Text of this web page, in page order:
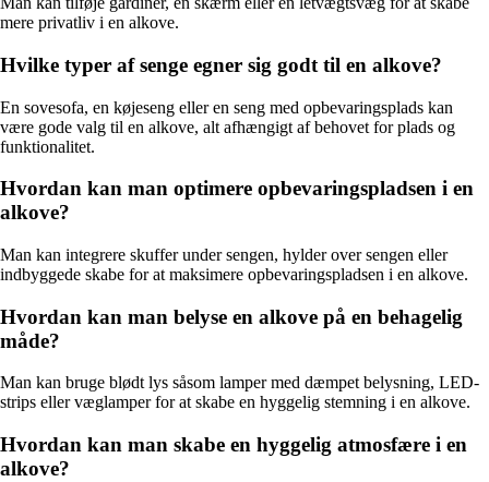
mere privatliv i en alkove.
Hvilke typer af senge egner sig godt til en alkove?
En sovesofa, en køjeseng eller en seng med opbevaringsplads kan
være gode valg til en alkove, alt afhængigt af behovet for plads og
funktionalitet.
Hvordan kan man optimere opbevaringspladsen i en
alkove?
Man kan integrere skuffer under sengen, hylder over sengen eller
indbyggede skabe for at maksimere opbevaringspladsen i en alkove.
Hvordan kan man belyse en alkove på en behagelig
måde?
Man kan bruge blødt lys såsom lamper med dæmpet belysning, LED-
strips eller væglamper for at skabe en hyggelig stemning i en alkove.
Hvordan kan man skabe en hyggelig atmosfære i en
alkove?